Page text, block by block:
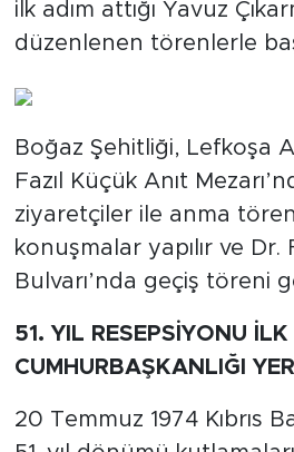
ilk adım attığı Yavuz
düzenlenen törenlerle
Boğaz Şehitliği, Lefkoşa
Fazıl Küçük Anıt
ziyaretçiler ile anma
konuşmalar yapılır ve Dr.
Bulvarı’nda geçiş töreni
51. YIL RESEPSİYONU
CUMHURBAŞKANLIĞI
20 Temmuz 1974 Kıbrıs